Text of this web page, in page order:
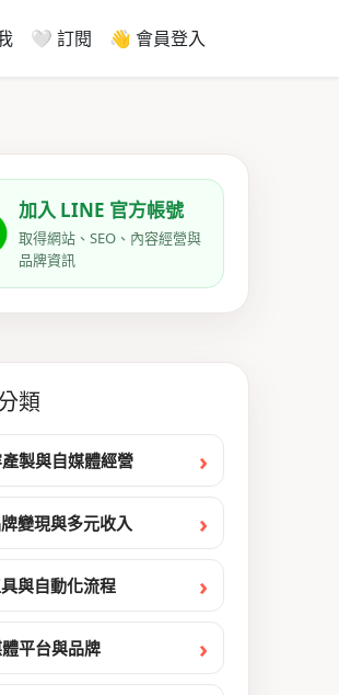
🤍 訂閱 👋 會員登入
加入 LINE 官方帳號
取得網站、SEO、內容經營與
品牌資訊
類
製與自媒體經營
變現與多元收入
與自動化流程
平台與品牌